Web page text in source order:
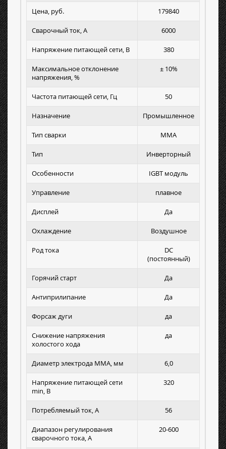
Цена, руб. 179840
Сварочный ток, А 6000
Напряжение питающей сети, В 380
Максимальное отклонение
напряжения, %
± 10%
Частота питающей сети, Гц 50
Назначение Промышленное
Тип сварки MMA
Тип Инверторный
Особенности IGBT модуль
Управление плавное
Дисплей Да
Охлаждение Воздушное
Род тока
DC
(постоянный)
Горячий старт Да
Антиприлипание Да
Форсаж дуги да
Снижение напряжения
холостого хода
да
Диаметр электрода MMA, мм 6,0
Напряжение питающей сети
min, В
320
Потребляемый ток, А 56
Диапазон регулирования
сварочного тока, А
20-600